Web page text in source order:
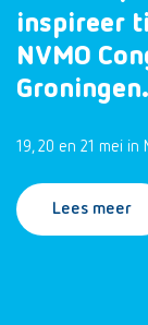
inspireer
NVMO
Groningen.
19, 20 en 21 mei
Lees meer